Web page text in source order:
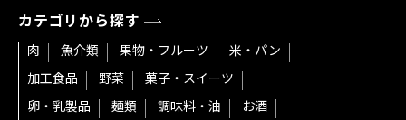
カテゴリから探す
肉 魚介類 果物・フルーツ
米・パン
加工食品
野菜
菓子・スイーツ
卵・乳製品
麺類 調味料・油
お酒